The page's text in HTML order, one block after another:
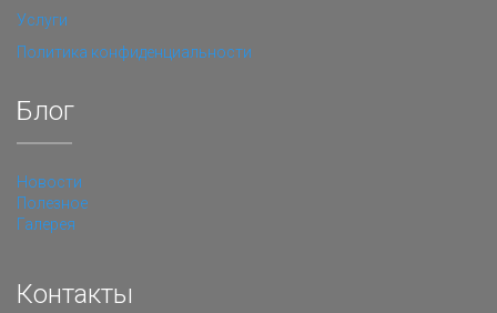
Услуги
Политика конфиденциальности
Блог
Новости
Полезное
Галерея
Контакты